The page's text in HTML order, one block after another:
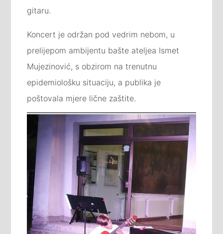
gitaru.
Koncert je održan pod vedrim nebom, u
prelijepom ambijentu bašte ateljea Ismet
Mujezinović, s obzirom na trenutnu
epidemiološku situaciju, a publika je
poštovala mjere lične zaštite.